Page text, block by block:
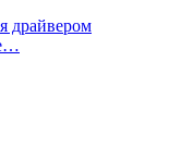
драйвером